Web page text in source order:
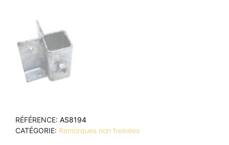
RÉFÉRENCE AS8194
CATÉGORIE Remorques non freinées